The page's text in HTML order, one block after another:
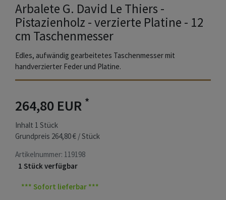
Arbalete G. David Le Thiers -
Pistazienholz - verzierte Platine - 12
cm Taschenmesser
Edles, aufwändig gearbeitetes Taschenmesser mit
handverzierter Feder und Platine.
264,80 EUR *
Inhalt 1 Stück
Grundpreis 264,80 € / Stück
Artikelnummer: 119198
1 Stück verfügbar
*** Sofort lieferbar ***